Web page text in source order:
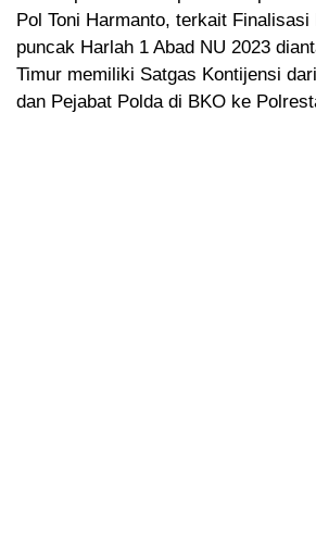
Pol Toni Harmanto, terkait
puncak Harlah 1 Abad NU 2023
Timur memiliki Satgas Kontijensi
dan Pejabat Polda di BKO ke